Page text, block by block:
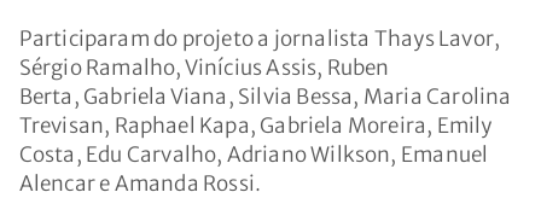
Participaram do projeto a jornalista Thays Lavor,
Sérgio Ramalho, Vinícius Assis, Ruben
Berta, Gabriela Viana, Silvia Bessa, Maria Carolina
Trevisan, Raphael Kapa, Gabriela Moreira, Emily
Costa, Edu Carvalho, Adriano Wilkson, Emanuel
Alencar e Amanda Rossi.